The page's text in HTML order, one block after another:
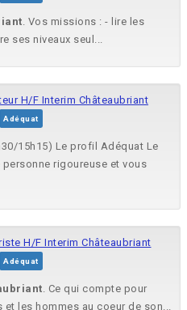
. Vos missions : - lire les
ses niveaux seul...
H/F Interim Châteaubriant
Adéquat
15h15) Le profil Adéquat Le
rigoureuse et vous
H/F Interim Châteaubriant
Adéquat
. Ce qui compte pour
les hommes au coeur de son...